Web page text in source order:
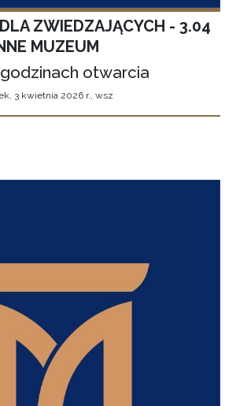
ZWIEDZAJĄCYCH - 3.04
MUZEUM
otwarcia
3 kwietnia 2026 r., wsz